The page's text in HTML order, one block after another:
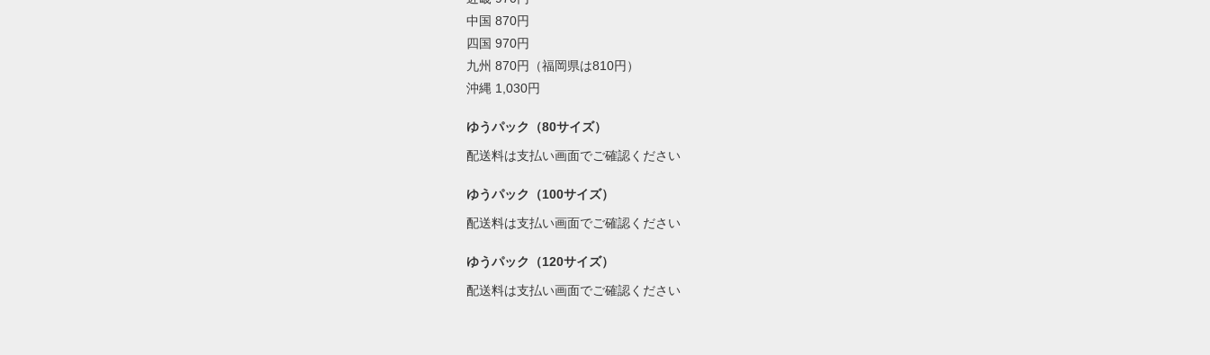
中国 870円
四国 970円
九州 870円（福岡県は810円）
沖縄 1,030円
ゆうパック（80サイズ）
配送料は支払い画面でご確認ください
ゆうパック（100サイズ）
配送料は支払い画面でご確認ください
ゆうパック（120サイズ）
配送料は支払い画面でご確認ください